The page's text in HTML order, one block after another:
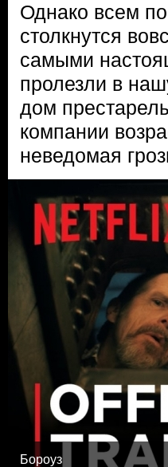
Однако всем
столкнутся
самыми
пролезли в
дом
компании
неведомая
Бороуз